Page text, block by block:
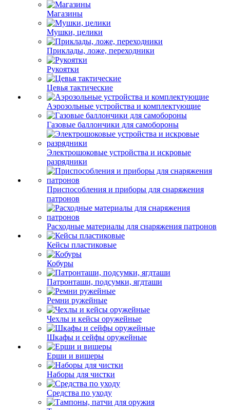
Магазины
Мушки, целики
Приклады, ложе, переходники
Рукоятки
Цевья тактические
Аэрозольные устройства и комплектующие
Газовые баллончики для самобороны
Электрошоковые устройства и искровые
разрядники
Приспособления и приборы для снаряжения
патронов
Расходные материалы для снаряжения патронов
Кейсы пластиковые
Кобуры
Патронташи, подсумки, ягдташи
Ремни ружейные
Чехлы и кейсы оружейные
Шкафы и сейфы оружейные
Ерши и вишеры
Наборы для чистки
Средства по уходу